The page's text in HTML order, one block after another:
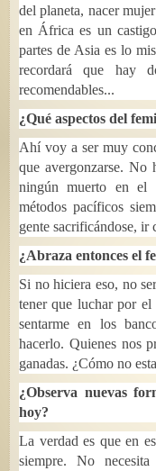
del planeta, nacer
en África es un
partes de Asia es lo
recordará que hay
recomendables...
¿Qué aspectos del
Ahí voy a ser muy
que avergonzarse.
ningún muerto en el
métodos pacíficos
gente sacrificándose, ir
¿Abraza entonces el
Si no hiciera eso, no
tener que luchar por
sentarme en los
hacerlo. Quienes nos
ganadas. ¿Cómo no
¿Observa nuevas
hoy?
La verdad es que en
siempre. No